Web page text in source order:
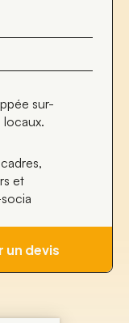
sur-
locaux.
et
un devis